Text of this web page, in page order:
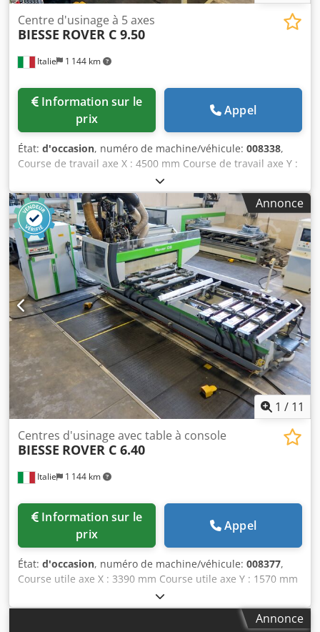
Italie 1 144 km
Centre d'usinage à 5 axes
BIESSE ROVER C 9.50
prix
Appel
État: d'occasion, numéro de machine/véhicule: 008338,
Course de travail axe X : 4500 mm Course de travail axe Y :
1600 mm Surface de travail : avec supports à consoles à
vide Puissance de la broche principale : 15 kW Chsdsx A
Tkxepfx Ahuoa Nombre d’axes commandés : 5 axes
Nombre de broches de perçage : 41 Nombre de positions
d’outils : 37
Annonce
1 / 11
Italie 1 144 km
Centres d'usinage avec table à console
BIESSE ROVER C 6.40
prix
Appel
État: d'occasion, numéro de machine/véhicule: 008377,
Course utile axe X : 3390 mm Course utile axe Y : 1570 mm
Cjdpfx Ahox Swb Aoueha Plan de travail : Avec appuis à
consoles à vide Puissance de la broche principale : 13 kW
Nombre d’axes contrôlés : 4 axes Nombre de broches de
Annonce